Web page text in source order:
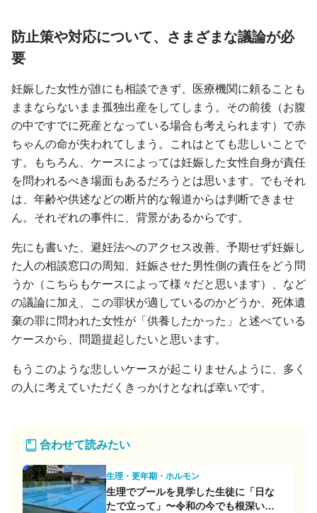
防止策や対応について、さまざまな議論が必
要
妊娠した女性が誰にも相談できず、医療機関に頼ることも
ままならないまま孤独出産をしてしまう。その前後（お腹
の中ですでに死産となっている場合も考えられます）で赤
ちゃんの命が失われてしまう。これはとても悲しいことで
す。もちろん、ケースによっては妊娠した女性自身が責任
を問われるべき場面もあるだろうとは思います。でもそれ
は、年齢や供述などの断片的な報道からは判断できませ
ん。それぞれの事件に、背景があるからです。
先にも書いた、避妊法へのアクセス改善、予期せず妊娠し
た人の相談窓口の周知、妊娠させた男性側の責任をどう問
うか（こちらもケースによって様々だと思います）、など
の議論に加え、この罪状が適しているのかどうか、死体遺
棄の罪に問われた女性が「供養したかった」と述べている
ケースから、問題提起したいと思います。
もうこのような悲しいケースが起こりませんように、多く
の人に考えていただくきっかけとなれば幸いです。
合わせて読みたい
生理・更年期・ホルモン
生理でプールを見学した生徒に「日な
たで立って」〜令和の今でも根深い生